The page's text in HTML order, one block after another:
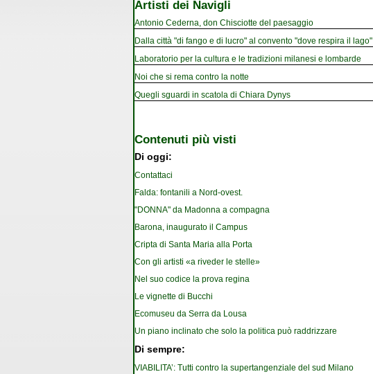
Artisti dei Navigli
Antonio Cederna, don Chisciotte del paesaggio
Dalla città "di fango e di lucro" al convento "dove respira il lago"
Laboratorio per la cultura e le tradizioni milanesi e lombarde
Noi che si rema contro la notte
Quegli sguardi in scatola di Chiara Dynys
Contenuti più visti
Di oggi:
Contattaci
Falda: fontanili a Nord-ovest.
"DONNA" da Madonna a compagna
Barona, inaugurato il Campus
Cripta di Santa Maria alla Porta
Con gli artisti «a riveder le stelle»
Nel suo codice la prova regina
Le vignette di Bucchi
Ecomuseu da Serra da Lousa
Un piano inclinato che solo la politica può raddrizzare
Di sempre:
VIABILITA’: Tutti contro la supertangenziale del sud Milano